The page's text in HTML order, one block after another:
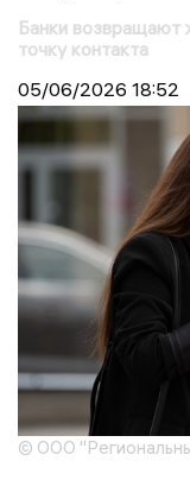
Банки возвращают
точку контакта
05/06/2026 18:52
© ООО